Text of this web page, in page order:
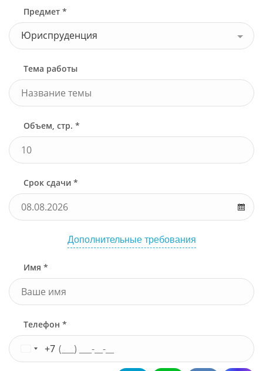
Предмет *
Юриспруденция
Тема работы
Объем, стр. *
Срок сдачи *
Дополнительные требования
Имя *
Телефон *
+7